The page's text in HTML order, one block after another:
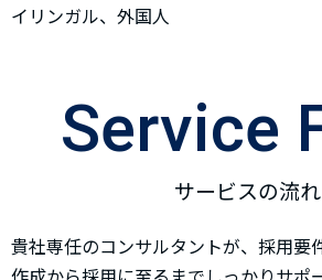
イリンガル、外国人
Service
サービスの流れ
貴社専任のコンサルタントが、採用要